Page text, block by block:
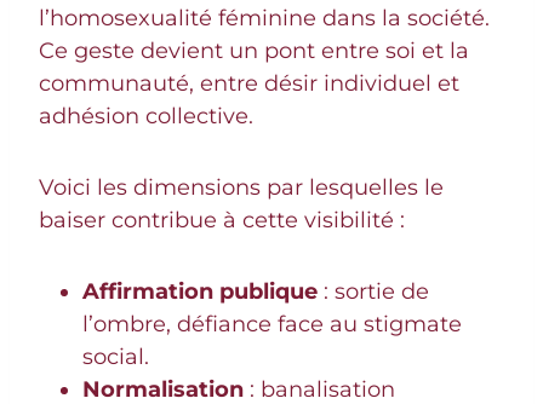
l’homosexualité féminine dans la société.
Ce geste devient un pont entre soi et la
communauté, entre désir individuel et
adhésion collective.
Voici les dimensions par lesquelles le
baiser contribue à cette visibilité :
Affirmation publique : sortie de
l’ombre, défiance face au stigmate
social.
Normalisation : banalisation